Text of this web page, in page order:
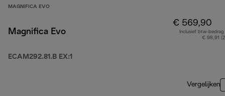
MAGNIFICA EVO
Magnifica Evo
ECAM292.81.B EX:1
€ 569,90
Inclusief btw-bedrag
€ 98,91
Vergelijken